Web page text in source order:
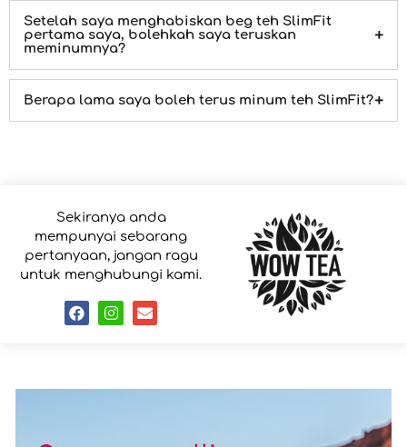
Setelah saya menghabiskan beg teh SlimFit
pertama saya, bolehkah saya teruskan
meminumnya?
Berapa lama saya boleh terus minum teh SlimFit?
Sekiranya anda
mempunyai sebarang
pertanyaan, jangan ragu
untuk menghubungi kami.